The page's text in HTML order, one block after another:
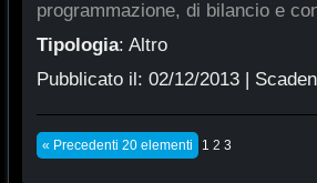
programmazione, di bilancio e
Tipologia: Altro
Pubblicato il: 02/12/2013|
« Precedenti 20 elementi 1 2 3